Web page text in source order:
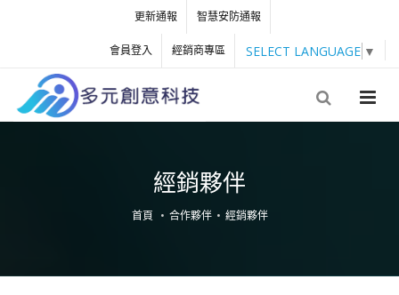
更新通報 智慧安防通報
會員登入 經銷商專區 SELECT LANGUAGE ▼
經銷夥伴
首頁 合作夥伴 經銷夥伴